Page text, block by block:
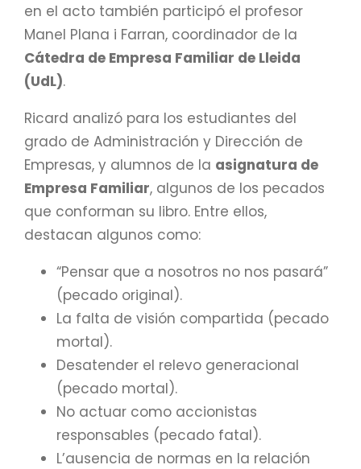
en el acto también participó el profesor
Manel Plana i Farran, coordinador de la
Cátedra de Empresa Familiar de Lleida
(UdL).
Ricard analizó para los estudiantes del
grado de Administración y Dirección de
Empresas, y alumnos de la asignatura de
Empresa Familiar, algunos de los pecados
que conforman su libro. Entre ellos,
destacan algunos como:
“Pensar que a nosotros no nos pasará”
(pecado original).
La falta de visión compartida (pecado
mortal).
Desatender el relevo generacional
(pecado mortal).
No actuar como accionistas
responsables (pecado fatal).
L’ausencia de normas en la relación